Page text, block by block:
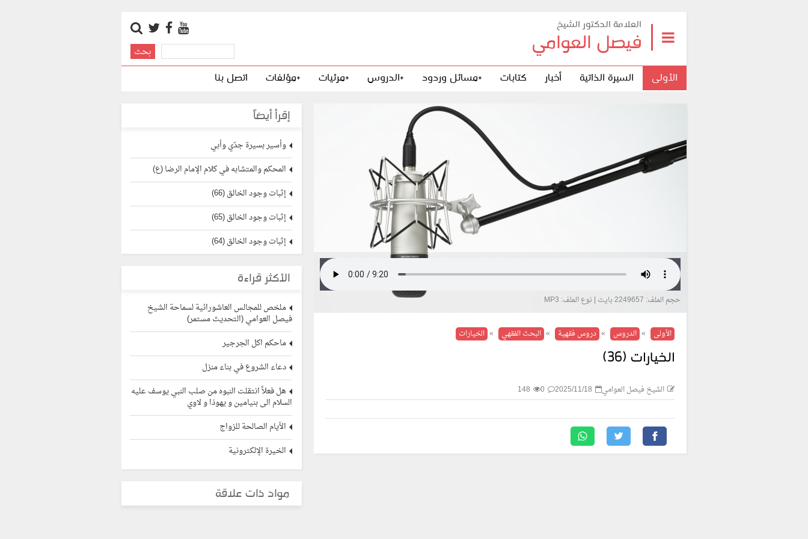
العلامة الدكتور الشيخ
فيصل العوامي
الأولى السيرة الذاتية أخبار كتابات +مسائل وردود +الدروس +مرئيات +مؤلفات اتصل بنا
حجم الملف: 2249657 بايت | نوع الملف: MP3
الأولى » الدروس » دروس فقهية » البحث الفقهي » الخيارات
الخيارات (36)
الشيخ فيصل العوامي 2025/11/18
0
148
إقرأ أيضاً
وأسير بسيرة جدّي وأبي
المحكم والمتشابه في كلام الإمام الرضا (ع)
إثبات وجود الخالق (66)
إثبات وجود الخالق (65)
إثبات وجود الخالق (64)
الأكثر قراءة
ملخص للمجالس العاشورائية لسماحة الشيخ
فيصل العوامي (التحديث مستمر)
ماحكم اكل الجرجير
دعاء الشروع في بناء منزل
هل فعلاً انتقلت النبوه من صلب النبي يوسف عليه
السلام الى بنيامين و يهوذا و لاوي
الأيام الصالحة للزواج
الخيرة الإلكترونية
مواد ذات علاقة